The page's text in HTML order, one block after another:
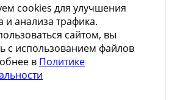
cookies для улучшения
и анализа трафика.
сайтом, вы
с использованием файлов
в Политике